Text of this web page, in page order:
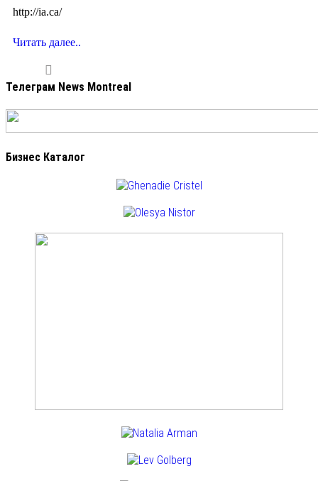
http://ia.ca/
Читать далее..
Телеграм News Montreal
Бизнес Каталог